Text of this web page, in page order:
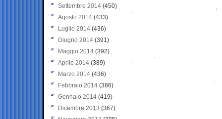
Settembre 2014 (450)
Agosto 2014 (433)
Luglio 2014 (436)
Giugno 2014 (391)
Maggio 2014 (392)
Aprile 2014 (389)
Marzo 2014 (436)
Febbraio 2014 (386)
Gennaio 2014 (419)
Dicembre 2013 (367)